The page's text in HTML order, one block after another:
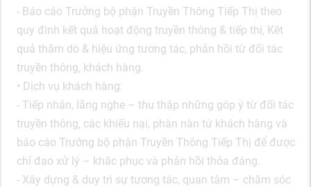
- Báo cáo Trưởng bộ phận Truyền Thông Tiếp Thị theo
quy đinh kết quả hoạt động truyền thông & tiếp thị, Kêt
quả thăm dò & hiệu ứng tương tác, phản hồi từ đối tác
truyền thông, khách hàng.
• Dịch vụ khách hàng:
- Tiếp nhận, lắng nghe – thu thập những góp ý từ đối tác
truyền thông, các khiếu nại, phàn nàn từ khách hàng và
báo cáo Trưởng bộ phận Truyền Thông Tiếp Thị để được
chỉ đạo xử lý – khăc phục và phản hồi thỏa đáng.
- Xây dựng & duy trì sự tương tác, quan tâm – chăm sóc